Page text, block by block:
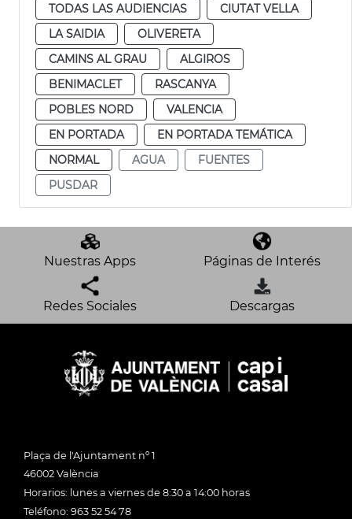
TODAS LAS AUDIENCIAS
CIUTAT VELLA
LA SAIDIA
OLIVERETA
CAMINS AL GRAU
ALGIROS
BENIMACLET
RASCANYA
POBLES NORD
VALENCIA
EN PORTADA
EN PORTADA TEMÁTICA
NORMAL
AGUA
FUENTES
PUSDAR
Nuestras Apps Páginas de Interés
Redes Sociales Descargas
Plaça de l'Ajuntament nº 1
46002 València
Horarios: lunes a viernes de 8:30 a 14:00 horas
Teléfono: 963 52 54 78